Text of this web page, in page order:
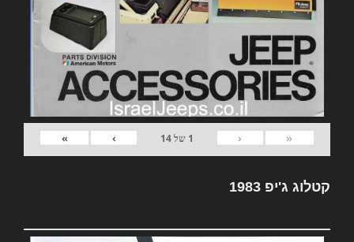
«
‹
1 של14
›
»
קטלוג ג'יפ 1983